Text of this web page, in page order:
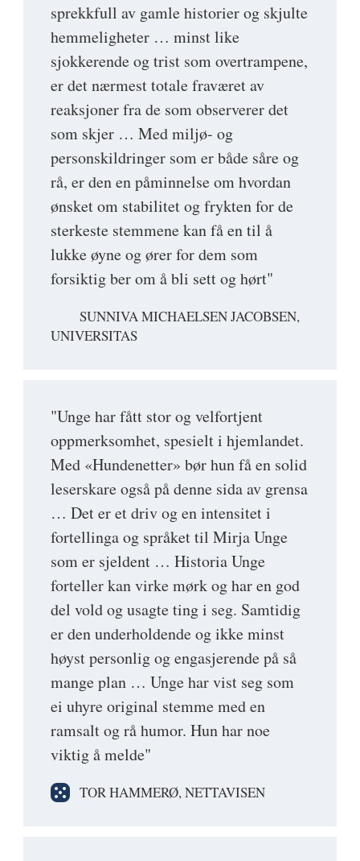
sprekkfull av gamle historier og skjulte
hemmeligheter … minst like
sjokkerende og trist som overtrampene,
er det nærmest totale fraværet av
reaksjoner fra de som observerer det
som skjer … Med miljø- og
personskildringer som er både såre og
rå, er den en påminnelse om hvordan
ønsket om stabilitet og frykten for de
sterkeste stemmene kan få en til å
lukke øyne og ører for dem som
forsiktig ber om å bli sett og hørt"
SUNNIVA MICHAELSEN JACOBSEN,
UNIVERSITAS
"Unge har fått stor og velfortjent
oppmerksomhet, spesielt i hjemlandet.
Med «Hundenetter» bør hun få en solid
leserskare også på denne sida av grensa
… Det er et driv og en intensitet i
fortellinga og språket til Mirja Unge
som er sjeldent … Historia Unge
forteller kan virke mørk og har en god
del vold og usagte ting i seg. Samtidig
er den underholdende og ikke minst
høyst personlig og engasjerende på så
mange plan … Unge har vist seg som
ei uhyre original stemme med en
ramsalt og rå humor. Hun har noe
viktig å melde"
TOR HAMMERØ, NETTAVISEN